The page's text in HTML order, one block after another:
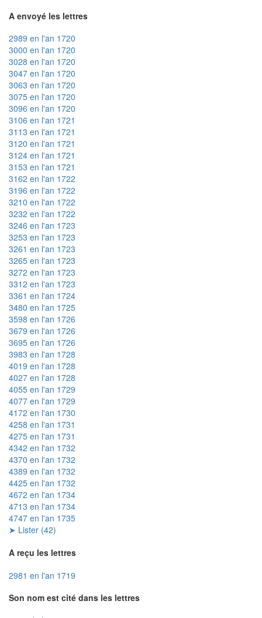
A envoyé les lettres
2989 en l'an 1720
3000 en l'an 1720
3028 en l'an 1720
3047 en l'an 1720
3063 en l'an 1720
3075 en l'an 1720
3096 en l'an 1720
3106 en l'an 1721
3113 en l'an 1721
3120 en l'an 1721
3124 en l'an 1721
3153 en l'an 1721
3162 en l'an 1722
3196 en l'an 1722
3210 en l'an 1722
3232 en l'an 1722
3246 en l'an 1723
3253 en l'an 1723
3261 en l'an 1723
3265 en l'an 1723
3272 en l'an 1723
3312 en l'an 1723
3361 en l'an 1724
3480 en l'an 1725
3598 en l'an 1726
3679 en l'an 1726
3695 en l'an 1726
3983 en l'an 1728
4019 en l'an 1728
4027 en l'an 1728
4055 en l'an 1729
4077 en l'an 1729
4172 en l'an 1730
4258 en l'an 1731
4275 en l'an 1731
4342 en l'an 1732
4370 en l'an 1732
4389 en l'an 1732
4425 en l'an 1732
4672 en l'an 1734
4713 en l'an 1734
4747 en l'an 1735
➤ Lister (42)
A reçu les lettres
2981 en l'an 1719
Son nom est cité dans les lettres